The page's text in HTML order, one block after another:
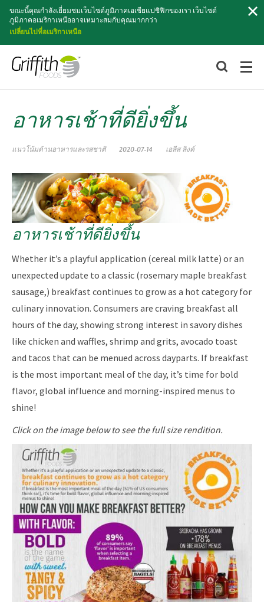
ขณะนี้คุณกำลังเยี่ยมชมเว็บไซต์ภูมิภาคเอเชียแปซิฟิกของเรา เว็บไซต์
ภูมิภาคอเมริกาเหนืออาจเหมาะสมกับคุณมากกว่า
เปลี่ยนไปที่อเมริกาเหนือ
อาหารเช้าที่ดียิ่งขึ้น
แนวโน้มด้านอาหารและรสชาติ 2020-07-14 เอลีส ลิงค์
อาหารเช้าที่ดียิ่งขึ้น
Whether it’s a playful application (cereal milk latte) or an
unexpected update to a classic (rosemary maple breakfast
sausage,) breakfast continues to grow as a hot category for
culinary innovation. Consumers are craving breakfast all
hours of the day, showing strong interest in savory dishes
like chicken and waffles, shrimp and grits, avocado toast
and tacos that can be menued across dayparts. If breakfast
is the most important meal of the day, it’s time for bold
flavor, global influence and morning-inspired menus to
shine!
Click on the image below to see the full size rendition.